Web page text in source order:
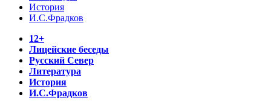
История
И.С.Фрадков
12+
Лицейские беседы
Русский Север
Литература
История
И.С.Фрадков